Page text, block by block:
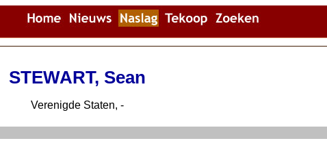
STEWART, Sean
Verenigde Staten, -